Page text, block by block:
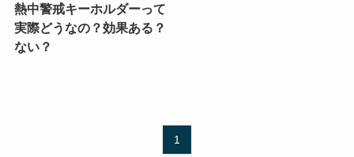
熱中警戒キーホルダーって
実際どうなの？効果ある？
ない？
1